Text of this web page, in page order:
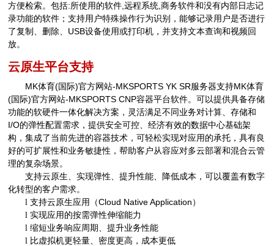
方便检索。包括:所使用的软件,远程系统,商务软件和没有内部日志记
录功能的软件；支持用户特殊操作行为识别，能够记录用户是否进行
了复制、删除、 USB设备使用或打印机，并支持文本查询和视频回
放。
云原生平台支持
MK体育(国际)官方网站-MKSPORTSYK SR服务器支持MK体育
(国际)官方网站-MKSPORTSCNP容器平台软件。可以提供具备存储
功能的软硬件一体化解决方案，灵活满足不同业务对计算、存储和
I/O的弹性配置需求，提供安全可控、经济有效的数据中心基础架
构，集成了当前先进的容器技术，可轻松实现对应用的承托，具有良
好的可扩展性和业务敏捷性，帮助客户从容应对多云部署和混合云管
理的复杂场景。
支持云原生、实现弹性、提升性能、降低成本，可以覆盖有数字
化转型的客户需求。
l 支持云原生应用（Cloud Native Application）
l 实现应用的按需弹性伸缩能力
l 缩短业务响应周期、提升业务性能
l 比虚拟机更轻量、密度更高，成本更低